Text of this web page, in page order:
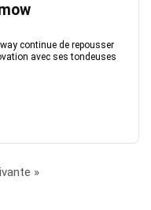
continue de repousser
avec ses tondeuses
»